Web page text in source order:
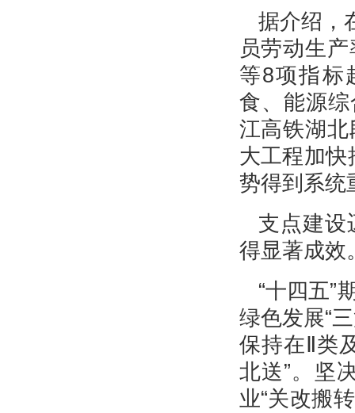
据介绍，
员劳动生
等8项指标
食、能源
江高铁湖
大工程加快
势得到系统
支点建设
得显著成效
“十四五”
绿色发展“
保持在Ⅱ类
北送”。坚
业“关改搬